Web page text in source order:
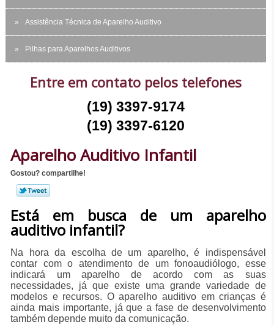
Assistência Técnica de Aparelho Auditivo
Pilhas para Aparelhos Auditivos
Entre em contato pelos telefones
(19) 3397-9174
(19) 3397-6120
Aparelho Auditivo Infantil
Gostou? compartilhe!
Está em busca de um aparelho
auditivo infantil?
Na hora da escolha de um aparelho, é indispensável
contar com o atendimento de um fonoaudiólogo, esse
indicará um aparelho de acordo com as suas
necessidades, já que existe uma grande variedade de
modelos e recursos. O aparelho auditivo em crianças é
ainda mais importante, já que a fase de desenvolvimento
também depende muito da comunicação.